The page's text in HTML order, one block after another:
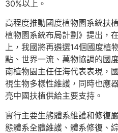
30%以上。
高程度推動國度植物園系統扶
植物園系統布局計劃》提出，
上，我國將再遴選14個國度植
點、世界一流、萬物協調的國
南植物園主任任海代表表現，
視生物多樣性維護，同時也應
亮中國扶植供給主要支持。
實行主要生態體系維護和修復
態體系全體維護、體系修復、